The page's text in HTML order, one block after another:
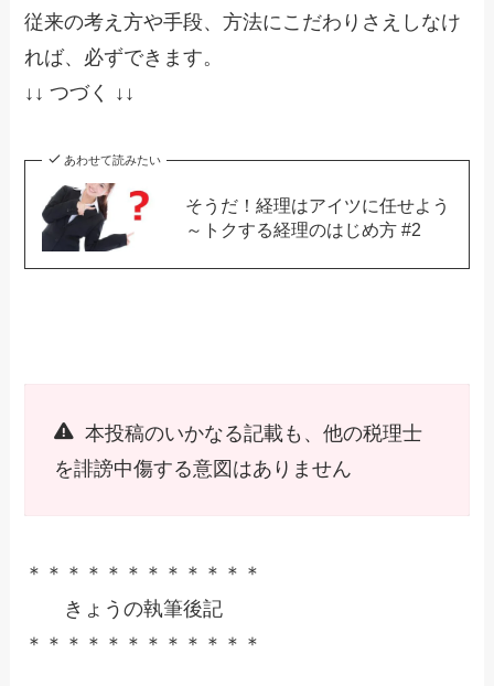
従来の考え方や手段、方法にこだわりさえしなけ
れば、必ずできます。
↓↓ つづく ↓↓
あわせて読みたい
そうだ！経理はアイツに任せよう
～トクする経理のはじめ方 #2
本投稿のいかなる記載も、他の税理士
を誹謗中傷する意図はありません
＊＊＊＊＊＊＊＊＊＊＊＊
きょうの執筆後記
＊＊＊＊＊＊＊＊＊＊＊＊